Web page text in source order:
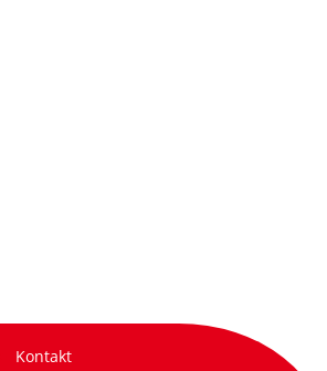
Kontakt